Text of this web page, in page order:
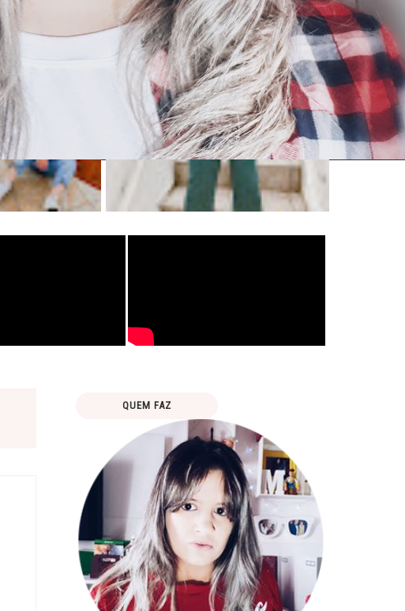
QUEM FAZ